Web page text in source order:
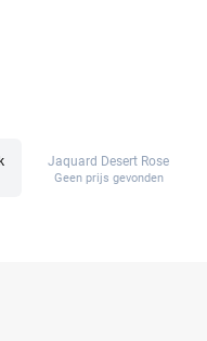
Jaquard Desert Rose
Geen prijs gevonden